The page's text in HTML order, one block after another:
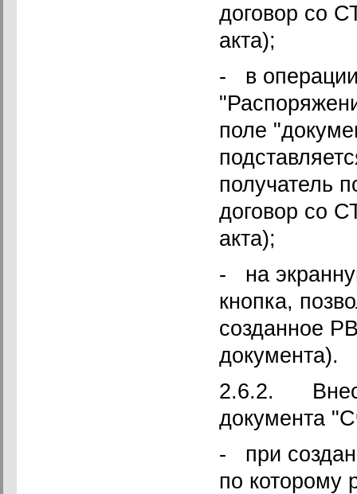
договор со
акта);
- в
поле
получатель
договор со
акта);
- на
кнопка,
созданное
документа).
2.6.2.
документа
- при
по которому